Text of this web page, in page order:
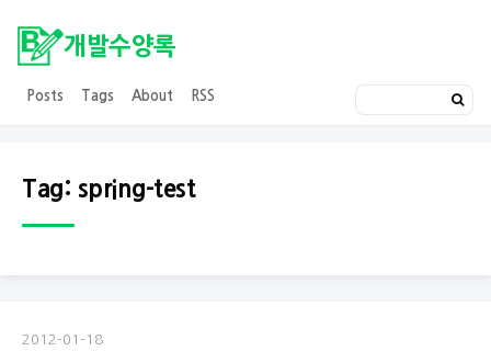
개발수양록
Posts Tags About RSS
Tag: spring-test
2012-01-18